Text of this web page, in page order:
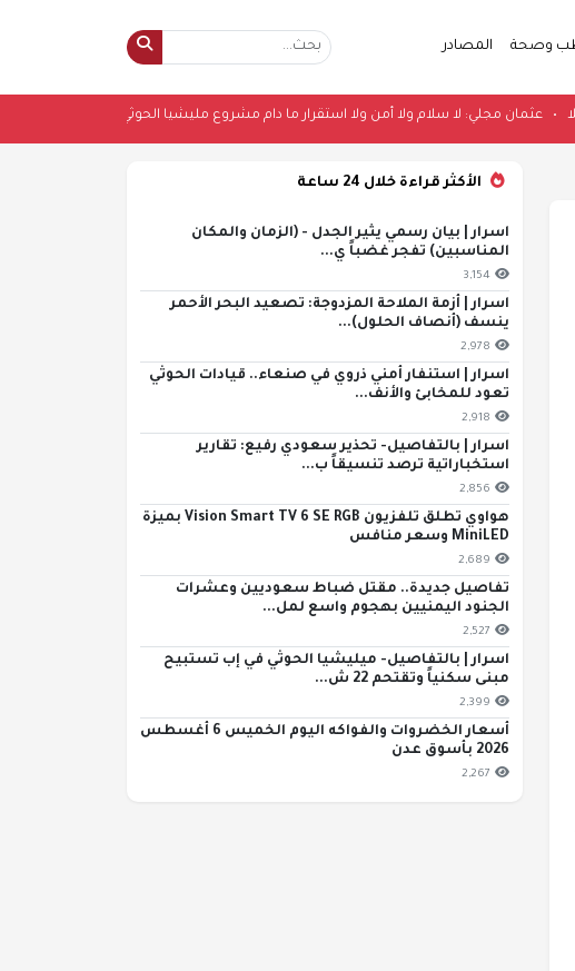
وصحة المصادر
فنزويلا•عثمان مجلي: لا سلام ولا أمن ولا استقرار ما دام مشروع مليشيا الحوثي
الأكثر قراءة خلال 24 ساعة
اسرار | بيان رسمي يثير الجدل - (الزمان والمكان
المناسبين) تفجر غضباً ي...
3,154
اسرار | أزمة الملاحة المزدوجة: تصعيد البحر الأحمر
ينسف (أنصاف الحلول)...
2,978
اسرار | استنفار أمني ذروي في صنعاء.. قيادات الحوثي
تعود للمخابئ والأنف...
2,918
اسرار | بالتفاصيل- تحذير سعودي رفيع: تقارير
استخباراتية ترصد تنسيقاً ب...
2,856
هواوي تطلق تلفزيون Vision Smart TV 6 SE RGB بميزة
MiniLED وسعر منافس
2,689
تفاصيل جديدة.. مقتل ضباط سعوديين وعشرات
الجنود اليمنيين بهجوم واسع لمل...
2,527
اسرار | بالتفاصيل- ميليشيا الحوثي في إب تستبيح
مبنى سكنياً وتقتحم 22 ش...
2,399
أسعار الخضروات والفواكه اليوم الخميس 6 أغسطس
2026 بأسوق عدن
2,267